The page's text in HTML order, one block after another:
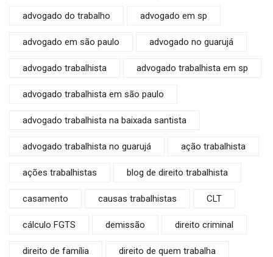
advogado do trabalho advogado em sp
advogado em são paulo advogado no guarujá
advogado trabalhista advogado trabalhista em sp
advogado trabalhista em são paulo
advogado trabalhista na baixada santista
advogado trabalhista no guarujá ação trabalhista
ações trabalhistas blog de direito trabalhista
casamento causas trabalhistas CLT
cálculo FGTS demissão direito criminal
direito de família direito de quem trabalha